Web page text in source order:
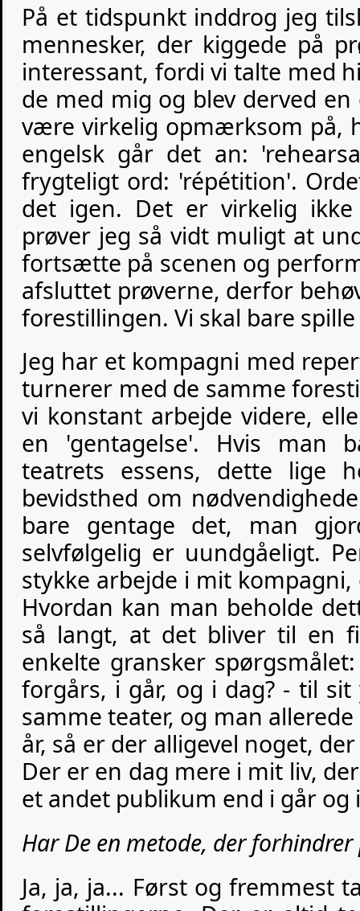
På et tidspunkt inddrog jeg
mennesker, der kiggede på
interessant, fordi vi talte med
de med mig og blev derved
være virkelig opmærksom på,
engelsk går det an:
frygteligt ord: 'répétition'.
det igen. Det er virkelig
prøver jeg så vidt muligt at
fortsætte på scenen og
afsluttet prøverne, derfor
forestillingen. Vi skal bare
Jeg har et kompagni med
turnerer med de samme
vi konstant arbejde videre,
en 'gentagelse'. Hvis man
teatrets essens, dette lige
bevidsthed om
bare gentage det, man
selvfølgelig er uundgåeligt.
stykke arbejde i mit
Hvordan kan man beholde
så langt, at det bliver til en
enkelte gransker
forgårs, i går, og i dag? - til
samme teater, og man
år, så er der alligevel noget,
Der er en dag mere i mit liv,
et andet publikum end i går
Har De en metode, der
Ja, ja, ja... Først og fremmest